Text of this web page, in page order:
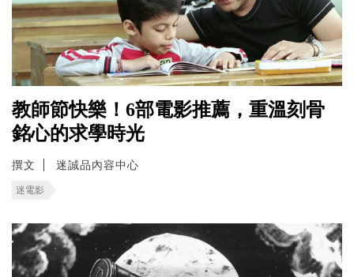
教師節快樂！6部電影推薦，重溫刻骨
銘心的求學時光
撰文 迷誠品內容中心
迷電影